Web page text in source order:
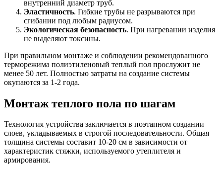
внутренний диаметр труб.
Эластичность. Гибкие трубы не разрываются при
сгибании под любым радиусом.
Экологическая безопасность. При нагревании изделия
не выделяют токсины.
При правильном монтаже и соблюдении рекомендованного
терморежима полиэтиленовый теплый пол прослужит не
менее 50 лет. Полностью затраты на создание системы
окупаются за 1-2 года.
Монтаж теплого пола по шагам
Технология устройства заключается в поэтапном создании
слоев, укладываемых в строгой последовательности. Общая
толщина системы составит 10-20 см в зависимости от
характеристик стяжки, используемого утеплителя и
армирования.